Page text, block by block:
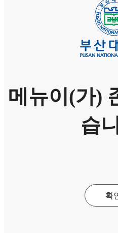
메뉴이(가)
습